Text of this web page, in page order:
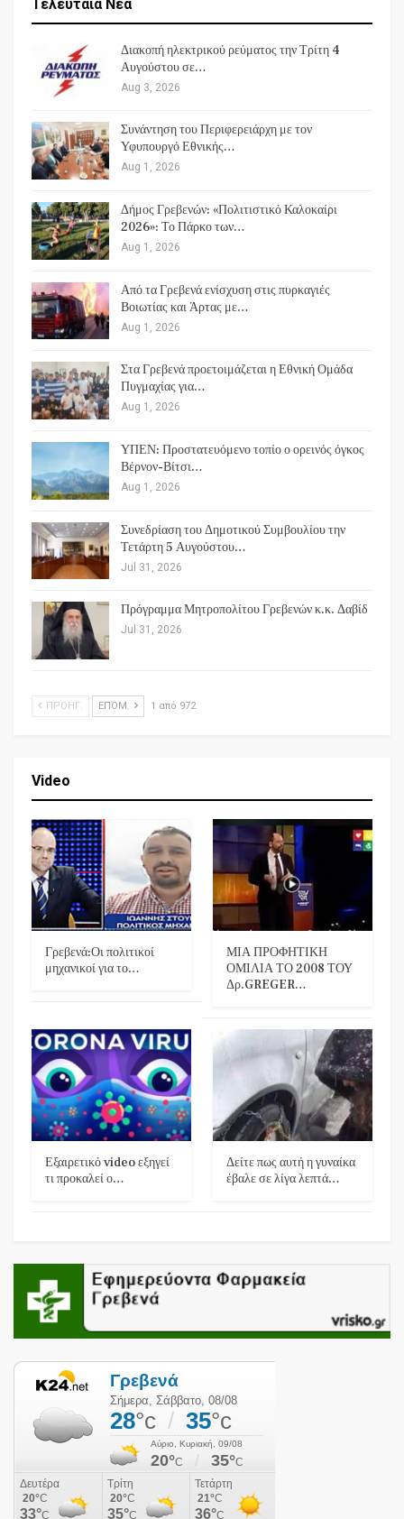
Τελευταία Νέα
Διακοπή ηλεκτρικού ρεύματος την Τρίτη 4
Αυγούστου σε…
Aug 3, 2026
Συνάντηση του Περιφερειάρχη με τον
Υφυπουργό Εθνικής…
Aug 1, 2026
Δήμος Γρεβενών: «Πολιτιστικό Καλοκαίρι
2026»: Το Πάρκο των…
Aug 1, 2026
Από τα Γρεβενά ενίσχυση στις πυρκαγιές
Βοιωτίας και Άρτας με…
Aug 1, 2026
Στα Γρεβενά προετοιμάζεται η Εθνική Ομάδα
Πυγμαχίας για…
Aug 1, 2026
ΥΠΕΝ: Προστατευόμενο τοπίο ο ορεινός όγκος
Βέρνον-Βίτσι…
Aug 1, 2026
Συνεδρίαση του Δημοτικού Συμβουλίου την
Τετάρτη 5 Αυγούστου…
Jul 31, 2026
Πρόγραμμα Μητροπολίτου Γρεβενών κ.κ. Δαβίδ
Jul 31, 2026
ΠΡΟΗΓ. ΕΠΌΜ. 1 από 972
Video
Γρεβενά:Οι πολιτικοί
μηχανικοί για το…
ΜΙΑ ΠΡΟΦΗΤΙΚΗ
ΟΜΙΛΙΑ ΤΟ 2008 ΤΟΥ
Δρ.GREGER…
Εξαιρετικό video εξηγεί
τι προκαλεί ο…
Δείτε πως αυτή η γυναίκα
έβαλε σε λίγα λεπτά…